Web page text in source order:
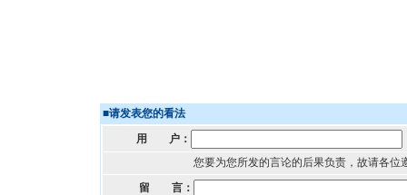
■请发表您的看法
用 户：
您要为您所发的言论的后果负责，故请各位
留 言：